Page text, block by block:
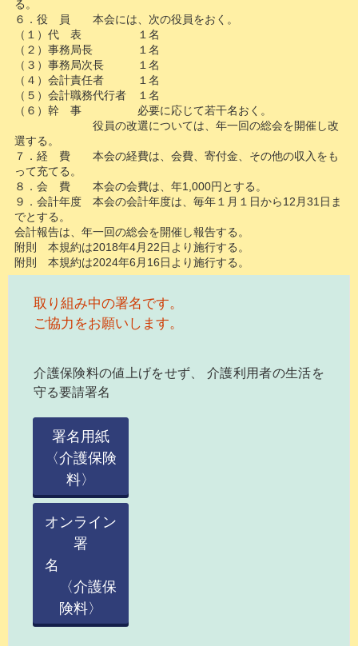
る。
６．役 員 本会には、次の役員をおく。
（１）代 表 １名
（２）事務局長 １名
（３）事務局次長 １名
（４）会計責任者 １名
（５）会計職務代行者 １名
（６）幹 事 必要に応じて若干名おく。
役員の改選については、年一回の総会を開催し改
選する。
７．経 費 本会の経費は、会費、寄付金、その他の収入をも
って充てる。
８．会 費 本会の会費は、年1,000円とする。
９．会計年度 本会の会計年度は、毎年１月１日から12月31日ま
でとする。
会計報告は、年一回の総会を開催し報告する。
附則 本規約は2018年4月22日より施行する。
附則 本規約は2024年6月16日より施行する。
取り組み中の署名です。
ご協力をお願いします。
介護保険料の値上げをせず、 介護利用者の生活を
守る要請署名
署名用紙
〈介護保険
料〉
オンライン
署
名
〈介護保
険料〉